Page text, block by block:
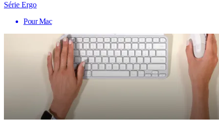
Série Ergo
Pour Mac